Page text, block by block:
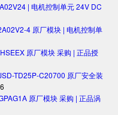
| 电机控制单元 24V DC
4 原厂模块 | 电机控制单
原厂模块 采购 | 正品授
TD25P-C20700 原厂安全装
原厂模块 采购 | 正品涡